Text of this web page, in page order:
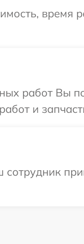
время
работ Вы
и